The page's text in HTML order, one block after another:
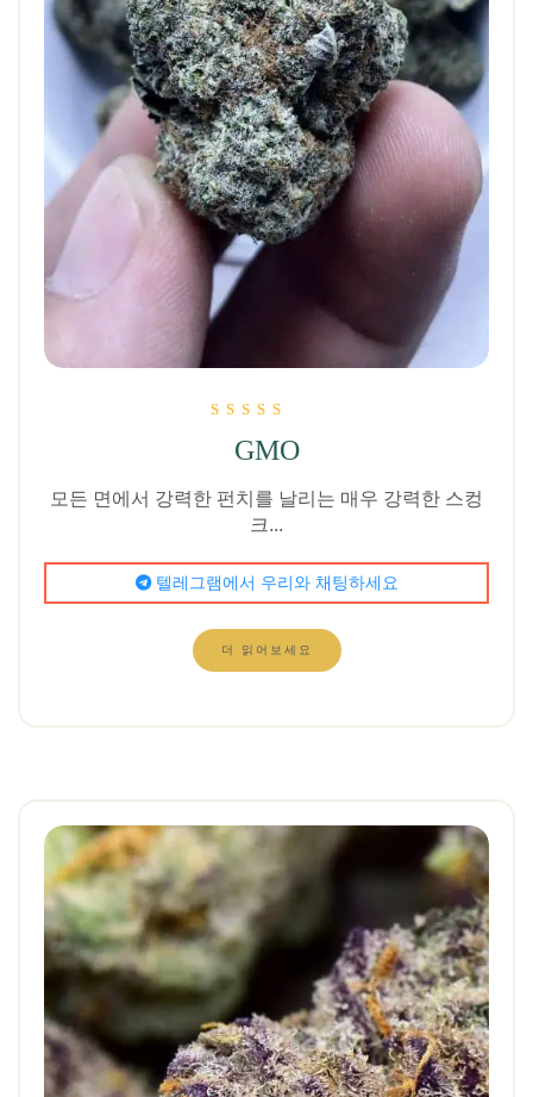
5.00
로 평가됨
GMO
모든 면에서 강력한 펀치를 날리는 매우 강력한 스컹
크...
텔레그램에서 우리와 채팅하세요
더 읽어보세요